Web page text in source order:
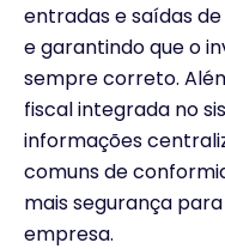
entradas e saídas
e garantindo que o
sempre correto.
fiscal integrada no
informações
comuns de
mais segurança
empresa.